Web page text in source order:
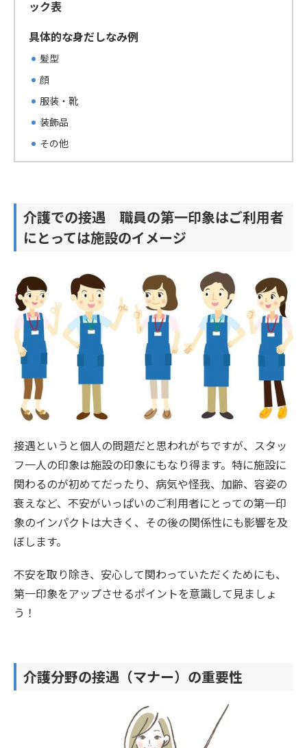
ック表
具体的な身だしなみ例
髪型
顔
服装・靴
装飾品
その他
介護での接遇 職員の第一印象はご利用者
にとっては施設のイメージ
接遇というと個人の問題だと思われがちですが、スタッ
フ一人の印象は施設の印象にもなり得ます。特に施設に
関わるのが初めてだったり、病気や怪我、加齢、容姿の
衰えなど、不安がいっぱいのご利用者にとっての第一印
象のインパクトは大きく、その後の関係性にも影響を及
ぼします。
不安を取り除き、安心して関わっていただくためにも、
第一印象をアップさせるポイントを意識して見ましょ
う！
介護分野の接遇（マナー）の重要性